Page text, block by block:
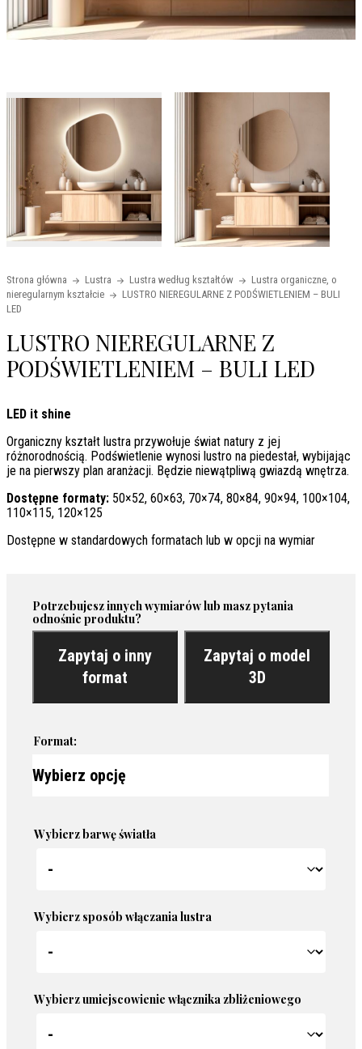
Strona główna Lustra Lustra według kształtów
Lustra organiczne, o
nieregularnym kształcie
LUSTRO NIEREGULARNE Z PODŚWIETLENIEM – BULI
LED
LUSTRO NIEREGULARNE Z
PODŚWIETLENIEM – BULI LED
LED it shine
Organiczny kształt lustra przywołuje świat natury z jej
różnorodnością. Podświetlenie wynosi lustro na piedestał, wybijając
je na pierwszy plan aranżacji. Będzie niewątpliwą gwiazdą wnętrza.
Dostępne formaty: 50×52, 60×63, 70×74, 80×84, 90×94, 100×104,
110×115, 120×125
Dostępne w standardowych formatach lub w opcji na wymiar
Potrzebujesz innych wymiarów lub masz pytania
odnośnie produktu?
Zapytaj o inny
format
Zapytaj o model
3D
Format:
Wybierz barwę światła
Wybierz sposób włączania lustra
Wybierz umiejscowienie włącznika zbliżeniowego